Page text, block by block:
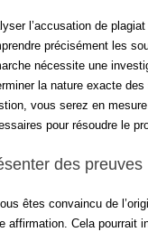
l’accusation de
précisément les
nécessite une
la nature exacte
vous serez en
pour résoudre le
des preuves
êtes convaincu de
affirmation. Cela pourrait